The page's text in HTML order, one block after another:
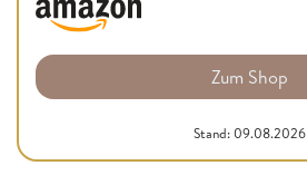
Zum Shop
Stand: 09.08.2026